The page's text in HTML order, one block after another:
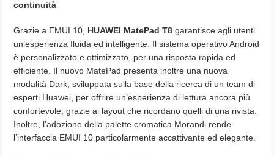
continuità
Grazie a EMUI 10, HUAWEI MatePad T8garantisce agli utenti
un’esperienza fluida ed intelligente. Il sistema operativo Android
è personalizzato e ottimizzato, per una risposta rapida ed
efficiente. Il nuovo MatePad presenta inoltre una nuova
modalità Dark, sviluppata sulla base della ricerca di un team di
esperti Huawei, per offrire un’esperienza di lettura ancora più
confortevole, grazie ai layout che ricordano quelli di una rivista.
Inoltre, l’adozione della palette cromatica Morandi rende
l’interfaccia EMUI 10 particolarmente accattivante ed elegante.